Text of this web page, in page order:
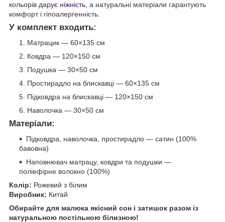
кольорів дарує ніжність, а натуральні матеріали гарантують
комфорт і гіпоалергенність.
У комплект входить:
Матрацик — 60×135 см
Ковдра — 120×150 см
Подушка — 30×50 см
Простирадло на блискавці — 60×135 см
Підковдра на блискавці — 120×150 см
Наволочка — 30×50 см
Матеріали:
Підковдра, наволочка, простирадло — сатин (100%
бавовна)
Наповнювач матрацу, ковдри та подушки —
поліефірне волокно (100%)
Колір: Рожевий з білим
Виробник: Китай
Обирайте для малюка якісний сон і затишок разом із
натуральною постільною білизною!